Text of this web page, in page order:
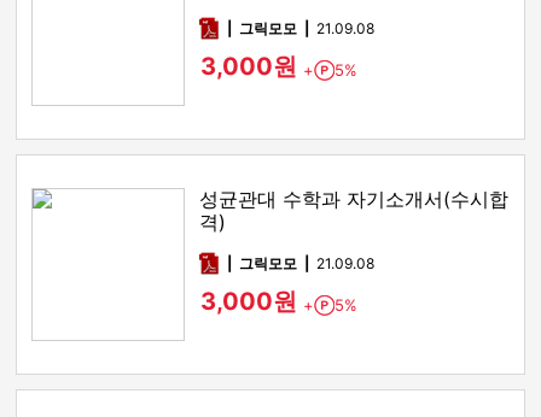
pdf그릭모모 21.09.08
3,000원 + Point
5%
성균관대 수학과 자기소개서(수시합
격)
pdf그릭모모 21.09.08
3,000원 + Point
5%